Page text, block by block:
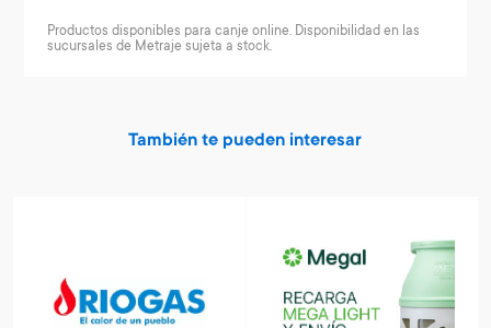
Productos disponibles para canje online. Disponibilidad en las
sucursales de Metraje sujeta a stock.
También te pueden interesar